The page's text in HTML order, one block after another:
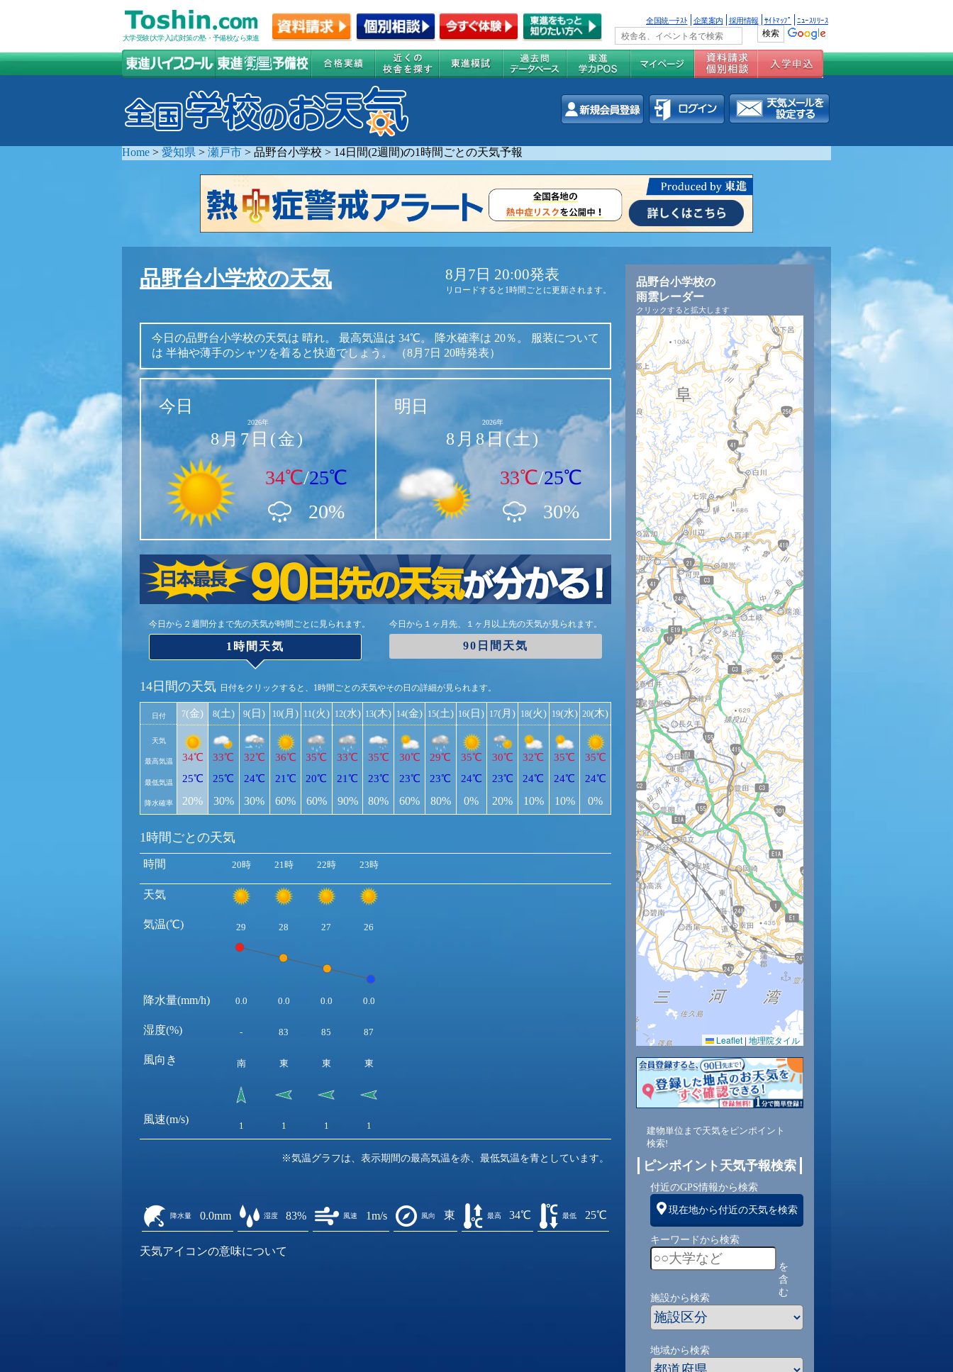
大学受験(大学入試)対策の塾・予備校なら東進
全国統一ﾃｽﾄ 企業案内 採用情報 ｻｲﾄﾏｯﾌﾟ ﾆｭｰｽﾘﾘｰｽ
Home > 愛知県 > 瀬戸市 > 品野台小学校 > 14日間(2週間)の1時間ごとの天気予報
品野台小学校の天気 8月7日 20:00発表
リロードすると1時間ごとに更新されます。
今日の品野台小学校の天気は 晴れ。 最高気温は 34℃。 降水確率は 20％。
服装について
は 半袖や薄手のシャツを着ると快適でしょう。（8月7日 20時発表）
今日
2026年
8月7日(金)
34℃/25℃
20%
明日
2026年
8月8日(土)
33℃/25℃
30%
今日から２週間分まで先の天気が時間ごとに見られます。
1時間天気
今日から１ヶ月先、１ヶ月以上先の天気が見られます。
90日間天気
14日間の天気 日付をクリックすると、1時間ごとの天気やその日の詳細が見られます。
日付
天気
最高気温
最低気温
降水確率
7(金)
34℃
25℃
20%
8(土)
33℃
25℃
30%
9(日)
32℃
24℃
30%
10(月)
36℃
21℃
60%
11(火)
35℃
20℃
60%
12(水)
33℃
21℃
90%
13(木)
35℃
23℃
80%
14(金)
30℃
23℃
60%
15(土)
29℃
23℃
80%
16(日)
35℃
24℃
0%
17(月)
30℃
23℃
20%
18(火)
32℃
24℃
10%
19(水)
35℃
24℃
10%
20(木)
35℃
24℃
0%
1時間ごとの天気
時間
天気
気温(℃)
降水量(mm/h)
湿度(%)
風向き
風速(m/s)
20時 21時 22時 23時
29 28 27 26
0.0 0.0 0.0 0.0
- 83 85 87
南 東 東 東
1 1 1 1
※気温グラフは、表示期間の最高気温を赤、最低気温を青としています。
降水量 0.0mm 湿度 83% 風速 1m/s 風向 東 最高 34℃ 最低 25℃
天気アイコンの意味について
品野台小学校の
雨雲レーダー
クリックすると拡大します
Leaflet | 地理院タイル
建物単位まで天気をピンポイント
検索!
ピンポイント天気予報検索
付近のGPS情報から検索
現在地から付近の天気を検索
キーワードから検索
を
含
む
施設から検索
地域から検索